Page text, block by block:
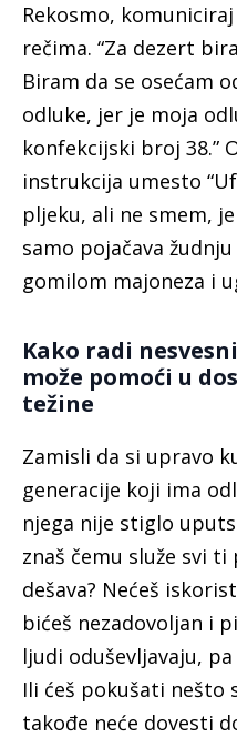
Rekosmo,
rečima. “Za dezert
Biram da se osećam
odluke, jer je moja
konfekcijski broj 38.”
instrukcija umesto
pljeku, ali ne smem,
samo pojačava
gomilom majoneza i
Kako radi
može pomoći u
težine
Zamisli da si upravo
generacije koji ima
njega nije stiglo
znaš čemu služe svi
dešava? Nećeš
bićeš nezadovoljan i
ljudi oduševljavaju,
Ili ćeš pokušati nešto
takođe neće dovesti